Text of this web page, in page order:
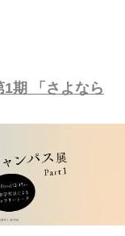
期 「さよなら